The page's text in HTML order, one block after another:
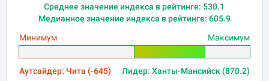
Среднее значение индекса в рейтинге: 530.1
Медианное значение индекса в рейтинге: 605.9
Минимум
Максимум
Аутсайдер: Чита (-645) Лидер: Ханты-Мансийск (870.2)